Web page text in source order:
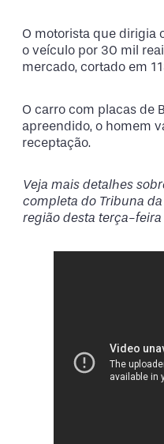
O motorista que dirigia
o veículo por 30 mil
mercado, cortado em
O carro com placas de
apreendido, o homem
receptação.
Veja mais detalhes
completa do Tribuna
região desta terça-feira